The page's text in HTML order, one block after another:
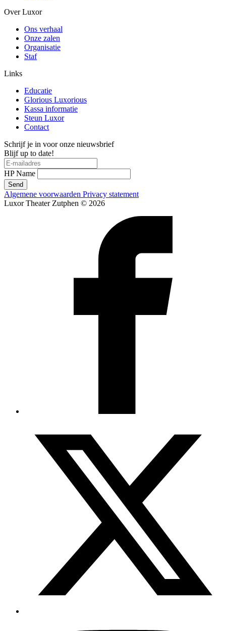
Over Luxor
Ons verhaal
Onze zalen
Organisatie
Staf
Links
Educatie
Glorious Luxorious
Kassa informatie
Steun Luxor
Contact
Schrijf je in voor onze nieuwsbrief
Blijf up to date!
HP Name
Send
Algemene voorwaarden Privacy statement
Luxor Theater Zutphen © 2026